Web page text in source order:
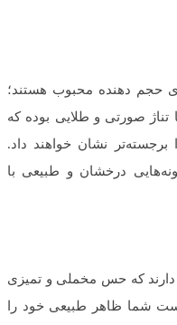
حجم دهنده محبوب هستند؛
تناژ صورتی و طلایی بوده که
برجسته‌تر نشان خواهند داد.
درخشان و طبیعی با
دارند که حس مخملی و تمیزی
شما ظاهر طبیعی خود را